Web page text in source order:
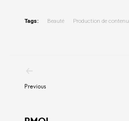
Tags: Beauté Production de contenu
navigation
Previous